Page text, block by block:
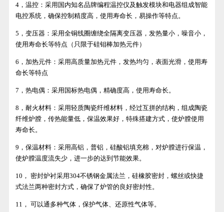
4，温控：采用国内知名品牌编程温控仪及触发模块和电器组成智能
电控系统，确保控制精度高，使用寿命长，易操作等特点。
5，变压器：采用全铜线圈缠绕全隔离变压器，发热量小，噪音小，
使用寿命长等特点（只限于硅钼棒加热元件）
6，加热元件：采用高质量加热元件，发热均匀，表面光滑，使用寿
命长等特点
7，热电偶：采用国标热电偶，精确度高，使用寿命长。
8，耐火材料：采用轻质陶瓷纤维材料，经过互拼的结构，组成陶瓷
纤维炉膛，传热能量低，保温效果好，特殊搭建方式，使炉膛使用
寿命长。
9，保温材料：采用高铝，普铝，硅酸铝填充棉，对炉膛进行保温，
使炉膛温度流失少，进一步的达到节能效果。
10， 密封炉衬采用304不锈钢金属法兰，硅橡胶密封，螺丝或快捷
式法兰两种密封方式，确保了炉管的良好密封性。
11， 可以通多种气体，保护气体、还原性气体等。